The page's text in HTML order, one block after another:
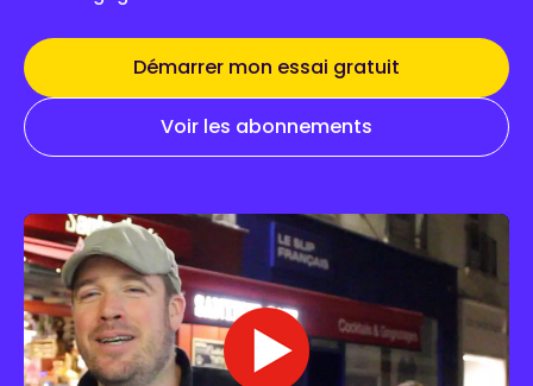
Démarrer mon essai gratuit
Voir les abonnements